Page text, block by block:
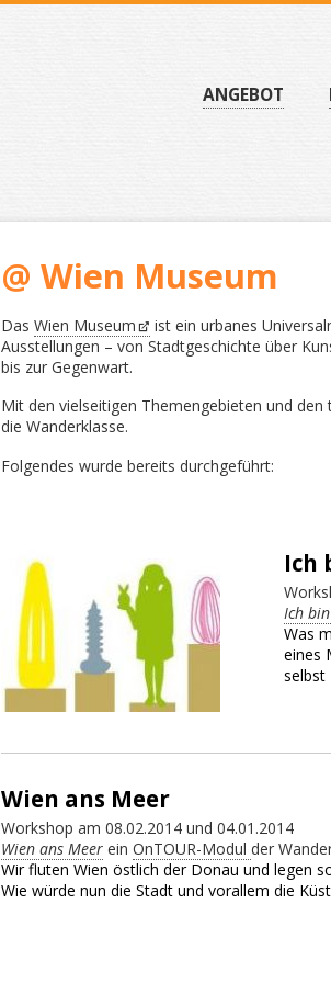
Navigation
überspringen
ANGEBOT
@ Wien Museum
DasWien Museum
ist ein urbanes
Ausstellungen – von Stadtgeschichte über
bis zur Gegenwart.
Mit den vielseitigen Themengebieten und
die Wanderklasse.
Folgendes wurde bereits durchgeführt:
Ich
Ich
Was
eines
selbst
Wien ans Meer
Workshop am 08.02.2014 und 04.01.2014
Wien ans Meer einOnTOUR-Modulder
Wir fluten Wien östlich der Donau und legen
Wie würde nun die Stadt und vorallem die